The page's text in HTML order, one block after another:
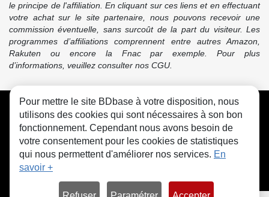
le principe de l'affiliation. En cliquant sur ces liens et en effectuant
votre achat sur le site partenaire, nous pouvons recevoir une
commission éventuelle, sans surcoût de la part du visiteur. Les
programmes d’affiliations comprennent entre autres Amazon,
Rakuten ou encore la Fnac par exemple. Pour plus
d’informations, veuillez consulter nos CGU.
CGU FAQ Contact Cookies
Pour mettre le site BDbase à votre disposition, nous
utilisons des cookies qui sont nécessaires à son bon
fonctionnement. Cependant nous avons besoin de
votre consentement pour les cookies de statistiques
qui nous permettent d'améliorer nos services. En
savoir +